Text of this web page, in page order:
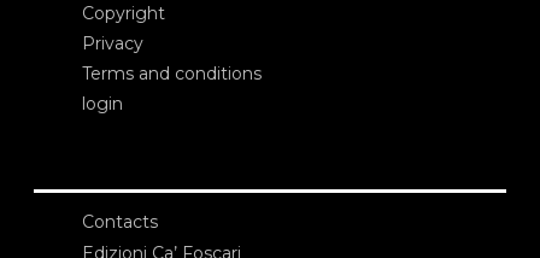
Copyright
Privacy
Terms and conditions
login
Contacts
Edizioni Ca’ Foscari